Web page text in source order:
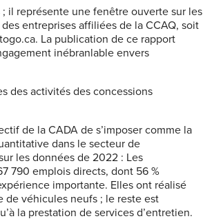
il représente une fenêtre ouverte sur les
entreprises affiliées de la CCAQ, soit
La publication de ce rapport
inébranlable envers
des activités des concessions
de la CADA de s’imposer comme la
dans le secteur de
les données de 2022 : Les
790 emplois directs, dont 56 %
importante. Elles ont réalisé
de véhicules neufs ; le reste est
la prestation de services d’entretien.